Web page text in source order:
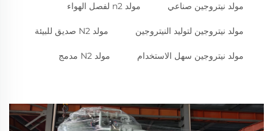
مولد نيتروجين صناعي مولد n2 لفصل الهواء
مولد نيتروجين لتوليد النيتروجين مولد N2 صديق للبيئة
مولد نيتروجين سهل الاستخدام مولد N2 مدمج